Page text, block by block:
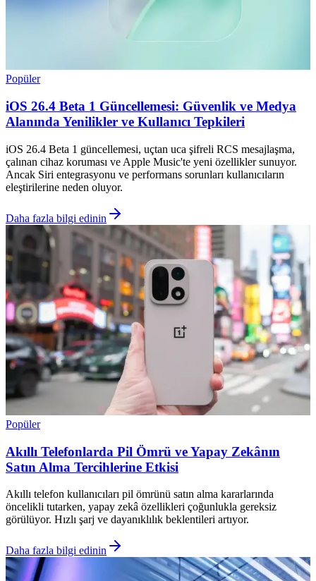
Popüler
iOS 26.4 Beta 1 Güncellemesi: Güvenlik ve Medya
Alanında Yenilikler ve Kullanıcı Tepkileri
iOS 26.4 Beta 1 güncellemesi, uçtan uca şifreli RCS mesajlaşma,
çalınan cihaz koruması ve Apple Music'te yeni özellikler sunuyor.
Ancak Siri entegrasyonu ve performans sorunları kullanıcıların
eleştirilerine neden oluyor.
Daha fazla bilgi edinin
Popüler
Akıllı Telefonlarda Pil Ömrü ve Yapay Zekânın
Satın Alma Tercihlerine Etkisi
Akıllı telefon kullanıcıları pil ömrünü satın alma kararlarında
öncelikli tutarken, yapay zekâ özellikleri çoğunlukla gereksiz
görülüyor. Hızlı şarj ve dayanıklılık beklentileri artıyor.
Daha fazla bilgi edinin